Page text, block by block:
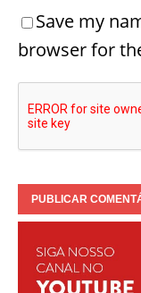
Save my
browser for